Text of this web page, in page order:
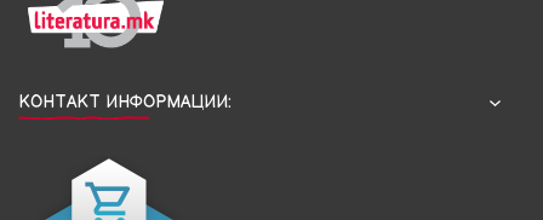
КОНТАКТ ИНФОРМАЦИИ: